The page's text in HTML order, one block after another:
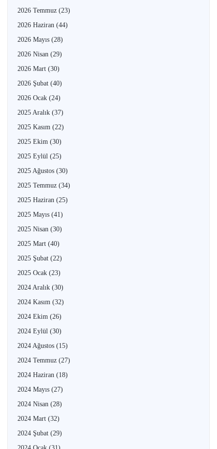
2026 Temmuz (23)
2026 Haziran (44)
2026 Mayıs (28)
2026 Nisan (29)
2026 Mart (30)
2026 Şubat (40)
2026 Ocak (24)
2025 Aralık (37)
2025 Kasım (22)
2025 Ekim (30)
2025 Eylül (25)
2025 Ağustos (30)
2025 Temmuz (34)
2025 Haziran (25)
2025 Mayıs (41)
2025 Nisan (30)
2025 Mart (40)
2025 Şubat (22)
2025 Ocak (23)
2024 Aralık (30)
2024 Kasım (32)
2024 Ekim (26)
2024 Eylül (30)
2024 Ağustos (15)
2024 Temmuz (27)
2024 Haziran (18)
2024 Mayıs (27)
2024 Nisan (28)
2024 Mart (32)
2024 Şubat (29)